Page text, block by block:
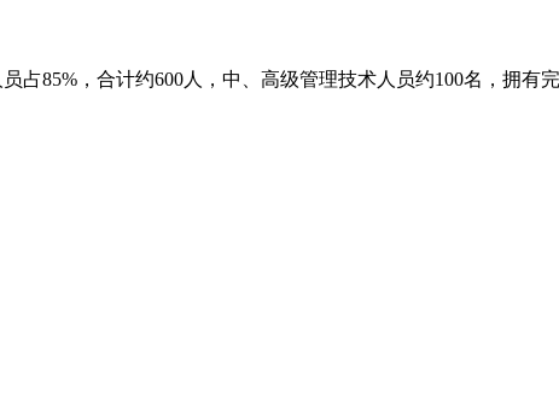
占85%，合计约600人，中、高级管理技术人员约100名，拥有